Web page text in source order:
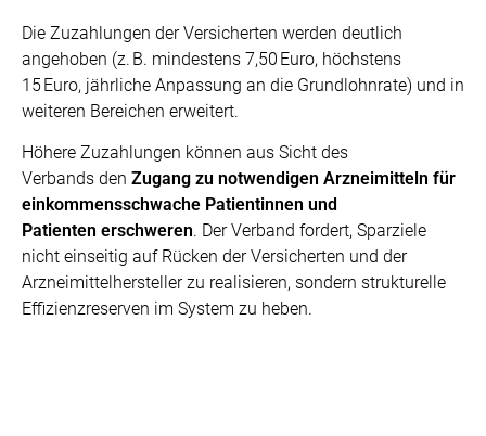
Die Zuzahlungen der Versicherten werden deutlich
angehoben (z. B. mindestens 7,50 Euro, höchstens
15 Euro, jährliche Anpassung an die Grundlohnrate) und in
weiteren Bereichen erweitert.
Höhere Zuzahlungen können aus Sicht des
Verbands den Zugang zu notwendigen Arzneimitteln für
einkommensschwache Patientinnen und
Patienten erschweren. Der Verband fordert, Sparziele
nicht einseitig auf Rücken der Versicherten und der
Arzneimittelhersteller zu realisieren, sondern strukturelle
Effizienzreserven im System zu heben.